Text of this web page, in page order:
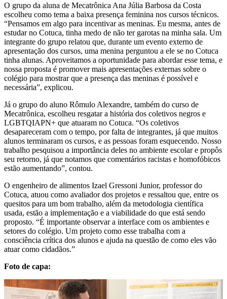
O grupo da aluna de Mecatrônica Ana Júlia Barbosa da Costa
escolheu como tema a baixa presença feminina nos cursos técnicos.
“Pensamos em algo para incentivar as meninas. Eu mesma, antes de
estudar no Cotuca, tinha medo de não ter garotas na minha sala. Um
integrante do grupo relatou que, durante um evento externo de
apresentação dos cursos, uma menina perguntou a ele se no Cotuca
tinha alunas. Aproveitamos a oportunidade para abordar esse tema, e
nossa proposta é promover mais apresentações externas sobre o
colégio para mostrar que a presença das meninas é possível e
necessária”, explicou.
Já o grupo do aluno Rômulo Alexandre, também do curso de
Mecatrônica, escolheu resgatar a história dos coletivos negros e
LGBTQIAPN+ que atuaram no Cotuca. “Os coletivos
desapareceram com o tempo, por falta de integrantes, já que muitos
alunos terminaram os cursos, e as pessoas foram esquecendo. Nosso
trabalho pesquisou a importância deles no ambiente escolar e propôs
seu retorno, já que notamos que comentários racistas e homofóbicos
estão aumentando”, contou.
O engenheiro de alimentos Izael Gressoni Junior, professor do
Cotuca, atuou como avaliador dos projetos e ressaltou que, entre os
quesitos para um bom trabalho, além da metodologia científica
usada, estão a implementação e a viabilidade do que está sendo
proposto. “É importante observar a interface com os ambientes e
setores do colégio. Um projeto como esse trabalha com a
consciência crítica dos alunos e ajuda na questão de como eles vão
atuar como cidadãos.”
Foto de capa: